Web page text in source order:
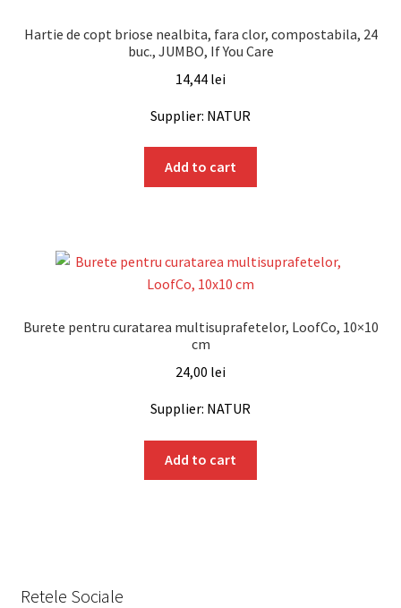
Hartie de copt briose nealbita, fara clor, compostabila, 24
buc., JUMBO, If You Care
14,44 lei
Supplier: NATUR
Add to cart
Burete pentru curatarea multisuprafetelor, LoofCo, 10×10
cm
24,00 lei
Supplier: NATUR
Add to cart
Retele Sociale